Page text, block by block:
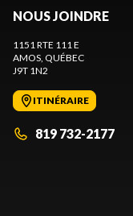
NOUS JOINDRE
1151 RTE 111 E
AMOS , QUÉBEC
J9T 1N2
ITINÉRAIRE
819 732-2177